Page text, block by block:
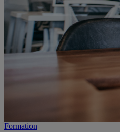
Formation